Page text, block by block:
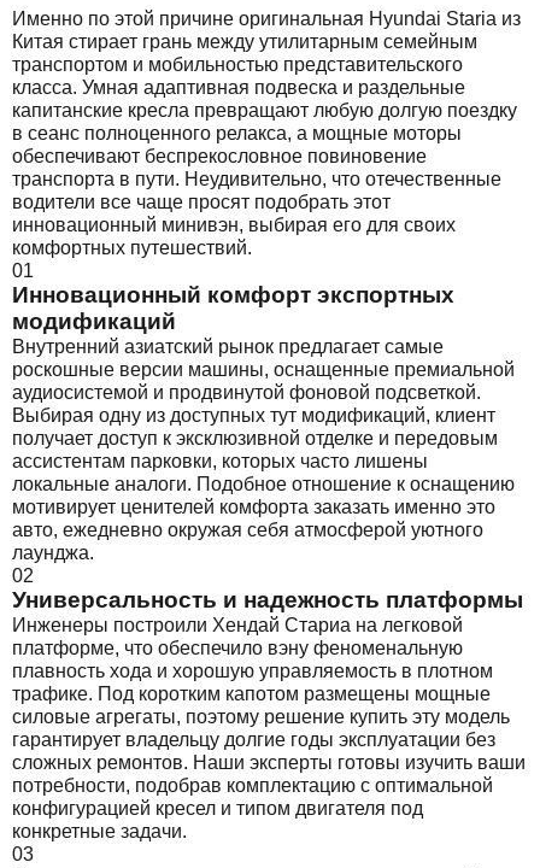
Именно по этой причине оригинальная Hyundai Staria из
Китая стирает грань между утилитарным семейным
транспортом и мобильностью представительского
класса. Умная адаптивная подвеска и раздельные
капитанские кресла превращают любую долгую поездку
в сеанс полноценного релакса, а мощные моторы
обеспечивают беспрекословное повиновение
транспорта в пути. Неудивительно, что отечественные
водители все чаще просят подобрать этот
инновационный минивэн, выбирая его для своих
комфортных путешествий.
01
Инновационный комфорт экспортных
модификаций
Внутренний азиатский рынок предлагает самые
роскошные версии машины, оснащенные премиальной
аудиосистемой и продвинутой фоновой подсветкой.
Выбирая одну из доступных тут модификаций, клиент
получает доступ к эксклюзивной отделке и передовым
ассистентам парковки, которых часто лишены
локальные аналоги. Подобное отношение к оснащению
мотивирует ценителей комфорта заказать именно это
авто, ежедневно окружая себя атмосферой уютного
лаунджа.
02
Универсальность и надежность платформы
Инженеры построили Хендай Стариа на легковой
платформе, что обеспечило вэну феноменальную
плавность хода и хорошую управляемость в плотном
трафике. Под коротким капотом размещены мощные
силовые агрегаты, поэтому решение купить эту модель
гарантирует владельцу долгие годы эксплуатации без
сложных ремонтов. Наши эксперты готовы изучить ваши
потребности, подобрав комплектацию с оптимальной
конфигурацией кресел и типом двигателя под
конкретные задачи.
03